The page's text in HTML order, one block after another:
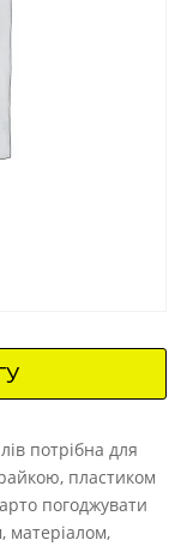
потрібна для
пластиком
погоджувати
матеріалом,